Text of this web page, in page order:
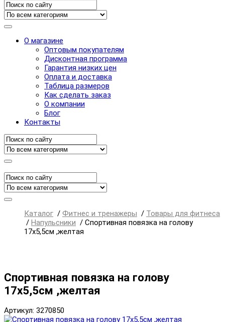
О магазине
Оптовым покупателям
Дисконтная программа
Гарантия низких цен
Оплата и доставка
Таблица размеров
Как сделать заказ
О компании
Блог
Контакты
Каталог / Фитнес и тренажеры / Товары для фитнеса
/ Напульсники / Спортивная повязка на голову
17х5,5см ,желтая
Спортивная повязка на голову
17х5,5см ,желтая
Артикул: 3270850